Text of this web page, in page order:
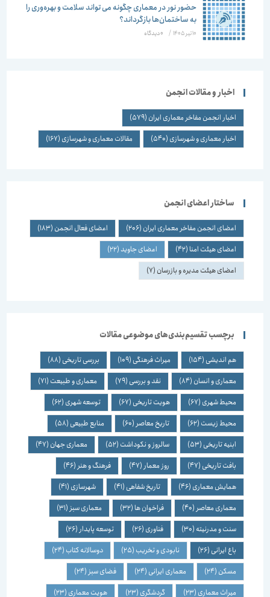
حضور نور در معماری چگونه می تواند سلامت و بهره‌وری را
به ساختمان‌ها بازگرداند؟
10 تیر 1405 / ۰ دیدگاه
اخبار و مقالات انجمن
اخبار انجمن مفاخر معماری ایران(579)
اخبار معماری و شهرسازی(540) مقالات معماری و شهرسازی(167)
ساختار اعضای انجمن
اعضای انجمن مفاخر معماری ایران(206) اعضای فعال انجمن(183)
اعضای هیئت امنا (42) اعضای جاوید(22)
اعضای هیئت مدیره و بازرسان(7)
برچسب تقسیم‌بندی‌های موضوعی مقالات
هم اندیشی(154) میراث فرهنگی(109) بررسی تاریخی(88)
معماری و انسان(84) نقد و بررسی(79) معماری و طبیعت(71)
محیط شهری(67) هویت تاریخی(67) توسعه شهری(62)
محیط زیست(62) تاریخ معاصر(60) منابع طبیعی(58)
ابنیه تاریخی(53) سالروز و نکوداشت(52) معماری جهان(47)
بافت تاریخی(47) روز معمار(47) فرهنگ و هنر(46)
همایش معماری(46) تاریخ شفاهی(41) شهرسازی(41)
معماری معاصر(40) فراخوان ها(32) معماری سبز(31)
سنت و مدرنیته(30) فناوری(26) توسعه پایدار(26)
باغ ایرانی(26) نابودی و تخریب(25) دوسالانه کتاب(24)
مسکن(24) معماری ایرانی(24) فضای سبز(24)
میراث معماری(23) گردشگری(23) هویت معماری(23)